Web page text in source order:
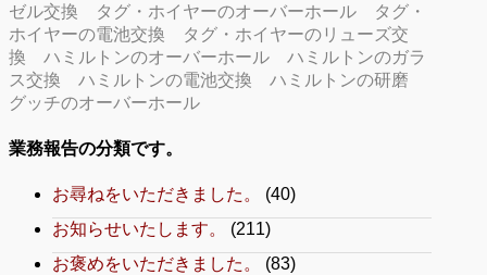
ゼル交換
タグ・ホイヤーのオーバーホール
タグ・
ホイヤーの電池交換
タグ・ホイヤーのリューズ交
換
ハミルトンのオーバーホール
ハミルトンのガラ
ス交換
ハミルトンの電池交換
ハミルトンの研磨
グッチのオーバーホール
業務報告の分類です。
お尋ねをいただきました。
(40)
お知らせいたします。
(211)
お褒めをいただきました。
(83)